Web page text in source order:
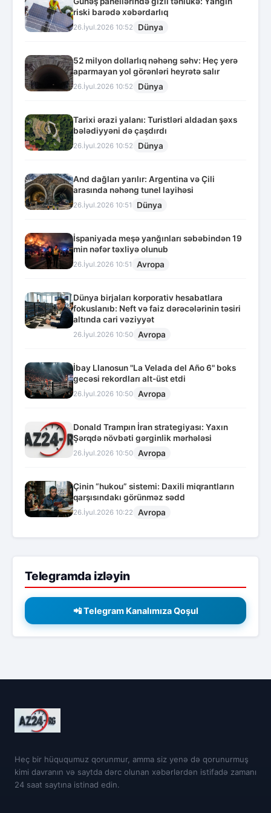
riski barədə xəbərdarlıq
26.İyul.2026 10:52 Dünya
52 milyon dollarlıq nəhəng səhv: Heç yerə
aparmayan yol görənləri heyrətə salır
26.İyul.2026 10:52 Dünya
Tarixi ərazi yalanı: Turistləri aldadan şəxs
bələdiyyəni də çaşdırdı
26.İyul.2026 10:52 Dünya
And dağları yarılır: Argentina və Çili
arasında nəhəng tunel layihəsi
26.İyul.2026 10:51 Dünya
İspaniyada meşə yanğınları səbəbindən 19
min nəfər təxliyə olunub
26.İyul.2026 10:51 Avropa
Dünya birjaları korporativ hesabatlara
fokuslanıb: Neft və faiz dərəcələrinin təsiri
altında cari vəziyyət
26.İyul.2026 10:50 Avropa
İbay Llanosun "La Velada del Año 6" boks
gecəsi rekordları alt-üst etdi
26.İyul.2026 10:50 Avropa
Donald Trampın İran strategiyası: Yaxın
Şərqdə növbəti gərginlik mərhələsi
26.İyul.2026 10:50 Avropa
Çinin “hukou” sistemi: Daxili miqrantların
qarşısındakı görünməz sədd
26.İyul.2026 10:22 Avropa
Telegramda izləyin
📲 Telegram Kanalımıza Qoşul
Heç bir hüququmuz qorunmur, amma siz yenə də qorunurmuş
kimi davranın və saytda dərc olunan xəbərlərdən istifadə zamanı
24 saat saytına istinad edin.